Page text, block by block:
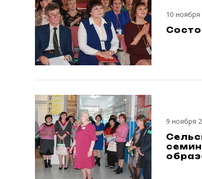
10 ноября
9 ноября